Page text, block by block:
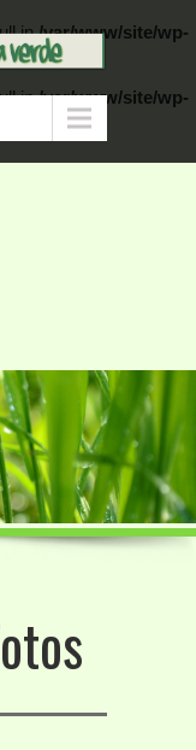
in/var/www/site/wp-
in/var/www/site/wp-